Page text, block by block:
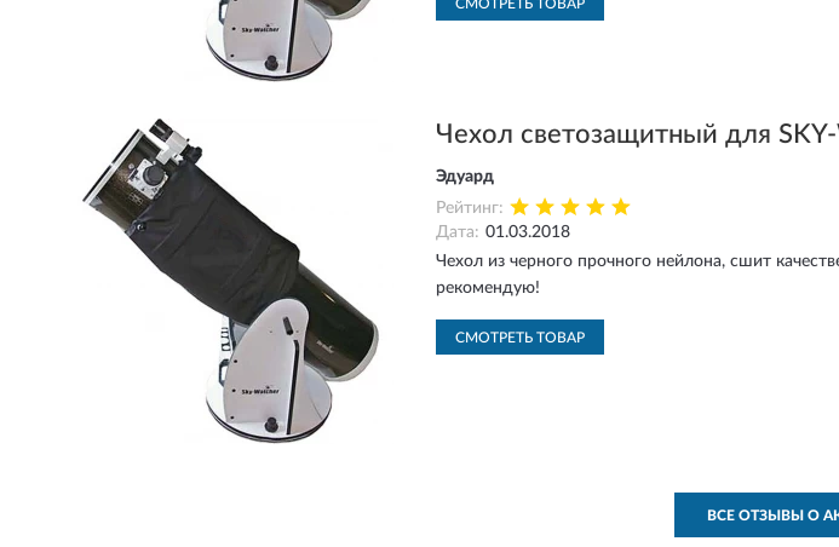
СМОТРЕТЬ ТОВАР
Чехол светозащитный для
Эдуард
Рейтинг:
Дата: 01.03.2018
Чехол из черного прочного нейлона, сшит
рекомендую!
СМОТРЕТЬ ТОВАР
ВСЕ ОТЗЫВЫ О